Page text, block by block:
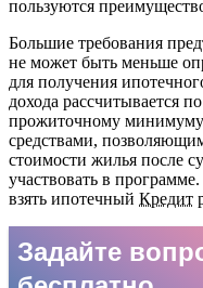
пользуются
Большие требования
не может быть меньше
для получения
дохода рассчитывается
прожиточному
средствами,
стоимости жилья после
участвовать в
взять ипотечный Кредит